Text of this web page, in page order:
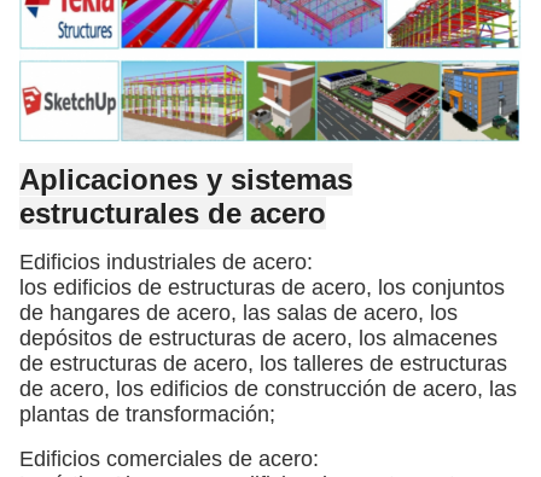
Aplicaciones y sistemas
estructurales de acero
Edificios industriales de acero:
los edificios de estructuras de acero, los conjuntos
de hangares de acero, las salas de acero, los
depósitos de estructuras de acero, los almacenes
de estructuras de acero, los talleres de estructuras
de acero, los edificios de construcción de acero, las
plantas de transformación;
Edificios comerciales de acero: